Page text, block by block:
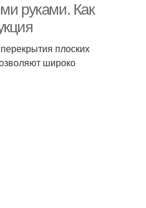
руками. Как
плоских
широко